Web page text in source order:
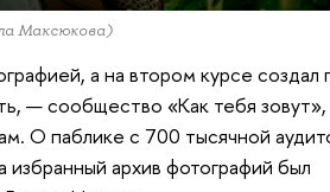
Максюкова)
а на втором курсе создал
— сообщество «Как тебя зовут»,
О паблике с 700 тысячной
избранный архив фотографий был